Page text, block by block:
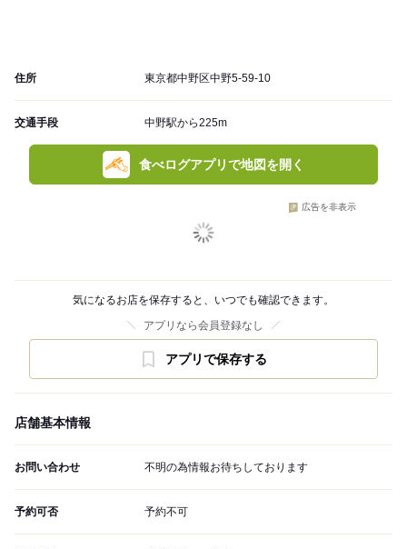
住所 東京都中野区中野5-59-10
交通手段 中野駅から225m
食べログアプリで地図を開く
広告を非表示
気になるお店を保存すると、いつでも確認できます。
アプリなら会員登録なし
アプリで保存する
店舗基本情報
お問い合わせ 不明の為情報お待ちしております
予約可否 予約不可